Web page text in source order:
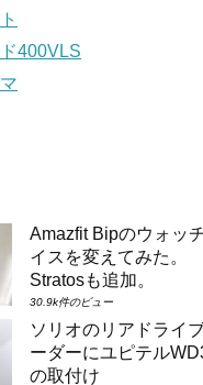
400VLS
Amazfit Bipのウォッ
イスを変えてみた。
Stratosも追加。
30.9k件のビュー
ソリオのリアドライ
ーダーにユピテル
の取付け